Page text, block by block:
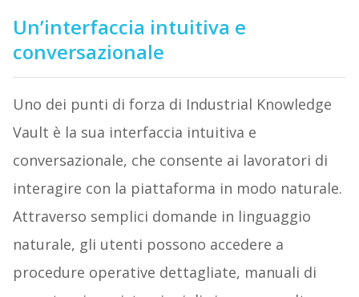
Un’interfaccia intuitiva e
conversazionale
Uno dei punti di forza di Industrial Knowledge
Vault è la sua interfaccia intuitiva e
conversazionale, che consente ai lavoratori di
interagire con la piattaforma in modo naturale.
Attraverso semplici domande in linguaggio
naturale, gli utenti possono accedere a
procedure operative dettagliate, manuali di